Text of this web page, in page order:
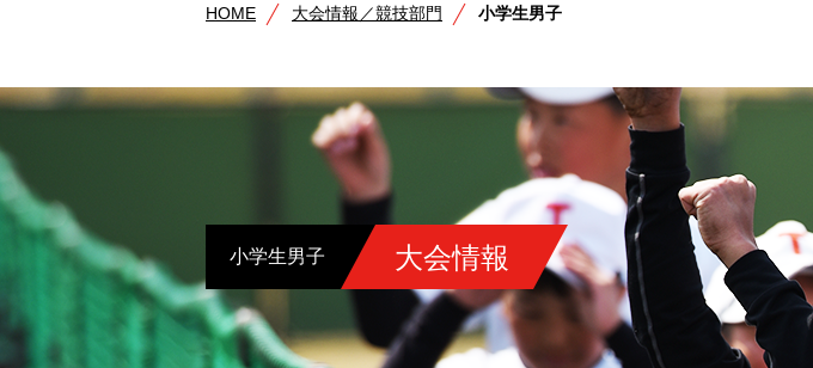
HOME 大会情報／競技部門 小学生男子
小学生男子 大会情報